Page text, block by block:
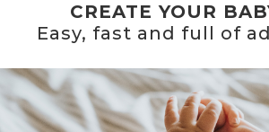
CREATE YOUR
Easy, fast and full of